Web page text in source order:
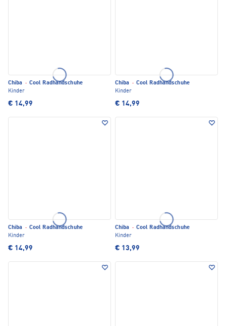
Chiba · Cool Radhandschuhe
Kinder
€ 14,99
Chiba · Cool Radhandschuhe
Kinder
€ 14,99
Chiba · Cool Radhandschuhe
Kinder
€ 14,99
Chiba · Cool Radhandschuhe
Kinder
€ 13,99